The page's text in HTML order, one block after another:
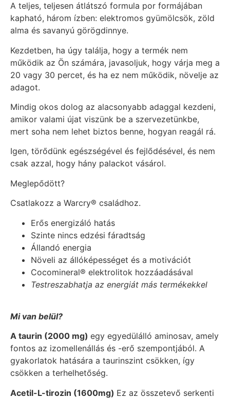
A teljes, teljesen átlátszó formula por formájában
kapható, három ízben: elektromos gyümölcsök, zöld
alma és savanyú görögdinnye.
Kezdetben, ha úgy találja, hogy a termék nem
működik az Ön számára, javasoljuk, hogy várja meg a
20 vagy 30 percet, és ha ez nem működik, növelje az
adagot.
Mindig okos dolog az alacsonyabb adaggal kezdeni,
amikor valami újat viszünk be a szervezetünkbe,
mert soha nem lehet biztos benne, hogyan reagál rá.
Igen, törődünk egészségével és fejlődésével, és nem
csak azzal, hogy hány palackot vásárol.
Meglepődött?
Csatlakozz a Warcry® családhoz.
Erős energizáló hatás
Szinte nincs edzési fáradtság
Állandó energia
Növeli az állóképességet és a motivációt
Cocomineral® elektrolitok hozzáadásával
Testreszabhatja az energiát más termékekkel
Mi van belül?
A taurin (2000 mg) egy egyedülálló aminosav, amely
fontos az izomellenállás és -erő szempontjából. A
gyakorlatok hatására a taurinszint csökken, így
csökken a terhelhetőség.
Acetil-L-tirozin (1600mg) Ez az összetevő serkenti